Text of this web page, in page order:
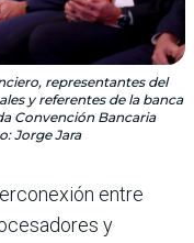
representantes del
y referentes de la banca
Convención Bancaria
Jorge Jara
entre
y